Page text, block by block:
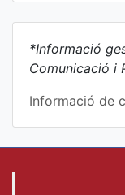
*Informació
Comunicació i
Informació de